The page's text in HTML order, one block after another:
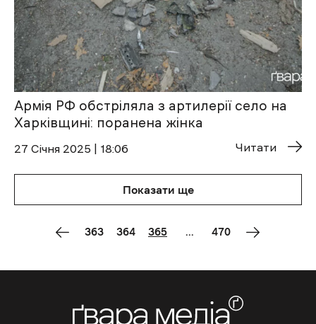
Армія РФ обстріляла з артилерії село на
Харківщині: поранена жінка
27 Січня 2025 | 18:06 Читати
Показати ще
363 364 365 ... 470